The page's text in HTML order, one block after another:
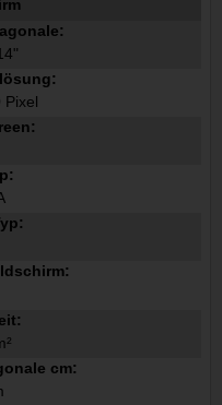
Pixel
cm: